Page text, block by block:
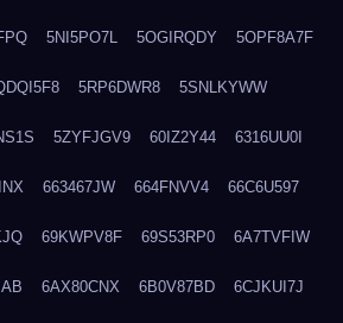
5NI5PO7L 5OGIRQDY 5OPF8A7F
5RP6DWR8 5SNLKYWW
5ZYFJGV9 60IZ2Y44 6316UU0I
663467JW 664FNVV4 66C6U597
69KWPV8F 69S53RP0 6A7TVFIW
6AX80CNX 6B0V87BD 6CJKUI7J